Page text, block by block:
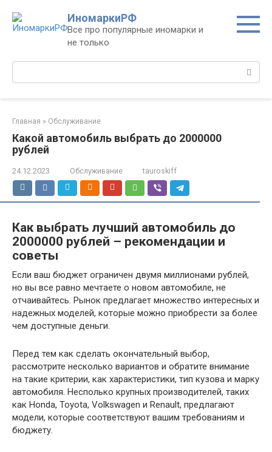
контенту
ИномаркиРФ
Все про популярные иномарки и
не только
Поиск:
Главная » Обслуживание
Какой автомобиль выбрать до 2000000
рублей
24.12.2023 Обслуживание tauroskiff
Как выбрать лучший автомобиль до
2000000 рублей – рекомендации и
советы
Если ваш бюджет ограничен двумя миллионами рублей,
но вы все равно мечтаете о новом автомобиле, не
отчаивайтесь. Рынок предлагает множество интересных и
надежных моделей, которые можно приобрести за более
чем доступные деньги.
Перед тем как сделать окончательный выбор,
рассмотрите несколько вариантов и обратите внимание
на такие критерии, как характеристики, тип кузова и марку
автомобиля. Несполько крупных производителей, таких
как Honda, Toyota, Volkswagen и Renault, предлагают
модели, которые соответствуют вашим требованиям и
бюджету.